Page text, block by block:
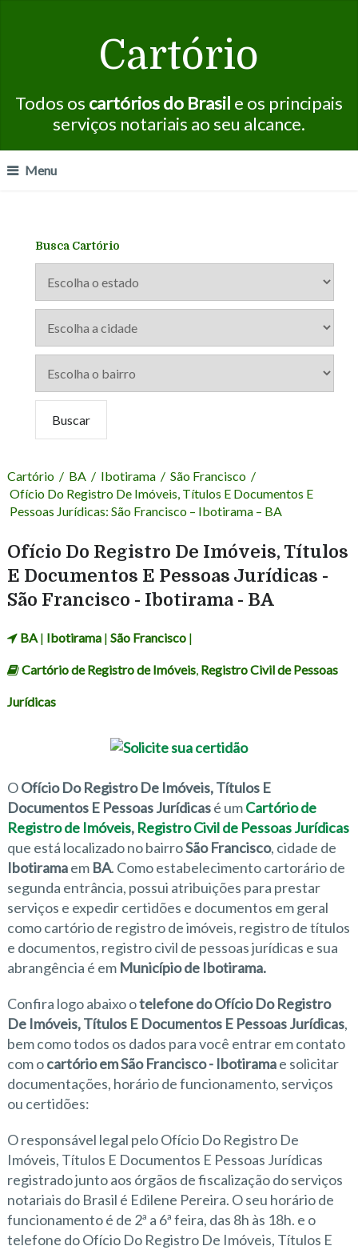
Cartório
Todos os cartórios do Brasil e os principais
serviços notariais ao seu alcance.
Menu
Busca Cartório
Cartório / BA / Ibotirama / São Francisco /
Ofício Do Registro De Imóveis, Títulos E Documentos E
Pessoas Jurídicas: São Francisco – Ibotirama – BA
Ofício Do Registro De Imóveis, Títulos
E Documentos E Pessoas Jurídicas -
São Francisco - Ibotirama - BA
BA| Ibotirama| São Francisco|
Cartório de Registro de Imóveis, Registro Civil de Pessoas
Jurídicas
OOfício Do Registro De Imóveis, Títulos E
Documentos E Pessoas Jurídicasé umCartório de
Registro de Imóveis, Registro Civil de Pessoas Jurídicas
que está localizado no bairroSão Francisco, cidade de
Ibotiramaem BA. Como estabelecimento cartorário de
segunda entrância, possui atribuições para prestar
serviços e expedir certidões e documentos em geral
como cartório de registro de imóveis, registro de títulos
e documentos, registro civil de pessoas jurídicas e sua
abrangência é em Município de Ibotirama.
Confira logo abaixo otelefone do Ofício Do Registro
De Imóveis, Títulos E Documentos E Pessoas Jurídicas,
bem como todos os dados para você entrar em contato
com ocartório em São Francisco - Ibotiramae solicitar
documentações, horário de funcionamento, serviços
ou certidões:
O responsável legal pelo Ofício Do Registro De
Imóveis, Títulos E Documentos E Pessoas Jurídicas
registrado junto aos órgãos de fiscalização do serviços
notariais do Brasil é Edilene Pereira. O seu horário de
funcionamento é de 2ª a 6ª feira, das 8h às 18h. e o
telefone do Ofício Do Registro De Imóveis, Títulos E